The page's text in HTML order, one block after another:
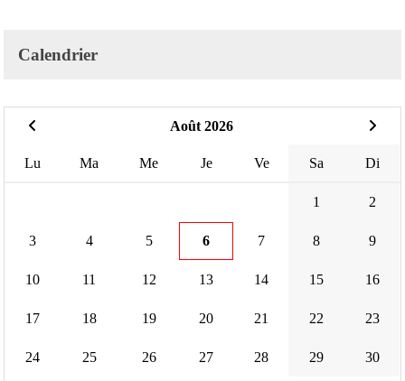
Calendrier
Août 2026
Lu Ma Me Je Ve Sa Di
1 2
3 4 5 6 7 8 9
10 11 12 13 14 15 16
17 18 19 20 21 22 23
24 25 26 27 28 29 30